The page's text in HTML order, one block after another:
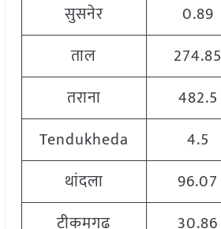
सुसनेर
0.89
ताल
274.85
तराना
482.5
Tendukheda
4.5
थांदला
96.07